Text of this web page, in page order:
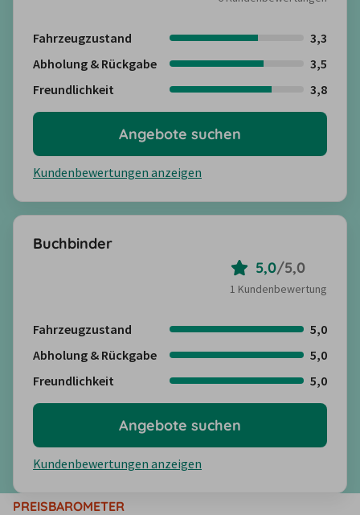
Fahrzeugzustand
3,3
Abholung & Rückgabe
3,5
Freundlichkeit
3,8
Kundenbewertungen anzeigen
Angebote suchen
Buchbinder
5,0/5,0
1 Kundenbewertung
Fahrzeugzustand
5,0
Abholung & Rückgabe
5,0
Freundlichkeit
5,0
Kundenbewertungen anzeigen
Angebote suchen
PREISBAROMETER